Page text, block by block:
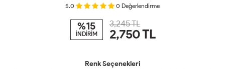
5.0 0 Değerlendirme
%15
İNDİRİM
3,245 TL
2,750TL
Renk Seçenekleri